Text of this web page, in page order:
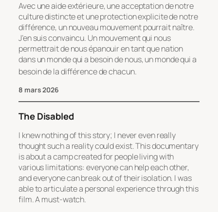
Avec une aide extérieure, une acceptation de notre
culture distincte et une protection explicite de notre
différence, un nouveau mouvement pourrait naître.
J’en suis convaincu. Un mouvement qui nous
permettrait de nous épanouir en tant que nation
dans un monde qui a besoin de nous, un monde qui a
besoin de la différence de chacun.
8 mars 2026
The Disabled
I knew nothing of this story; I never even really
thought such a reality could exist. This documentary
is about a camp created for people living with
various limitations: everyone can help each other,
and everyone can break out of their isolation. I was
able to articulate a personal experience through this
film. A must-watch.